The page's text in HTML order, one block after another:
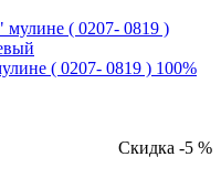
( 0207- 0819 ) 100%
Скидка -5 %